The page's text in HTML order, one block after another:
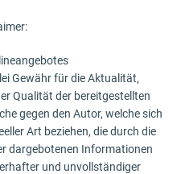
Gewähr für die Aktualität,
Qualität der bereitgestellten
gegen den Autor, welche sich
Art beziehen, die durch die
dargebotenen Informationen
und unvollständiger